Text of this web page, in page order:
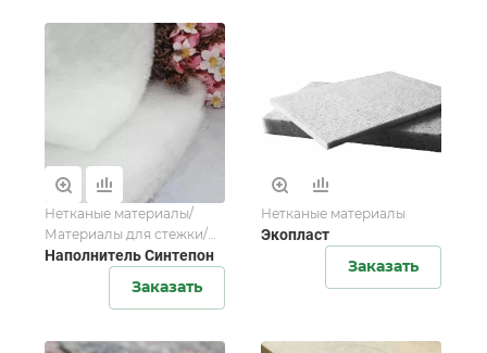
Нетканые материалы/
Материалы для стежки/
Материалы для стёжки
Наполнитель Синтепон
Заказать
Нетканые материалы
Экопласт
Заказать